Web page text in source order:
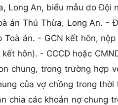
Long An, biểu mẫu do Đội
án Thủ Thừa, Long An. -
án. - GCN kết hôn,
hôn). - CCCD hoặc
chung, trong trường hợp
của vợ chồng trong thời
chia các khoản nợ chung